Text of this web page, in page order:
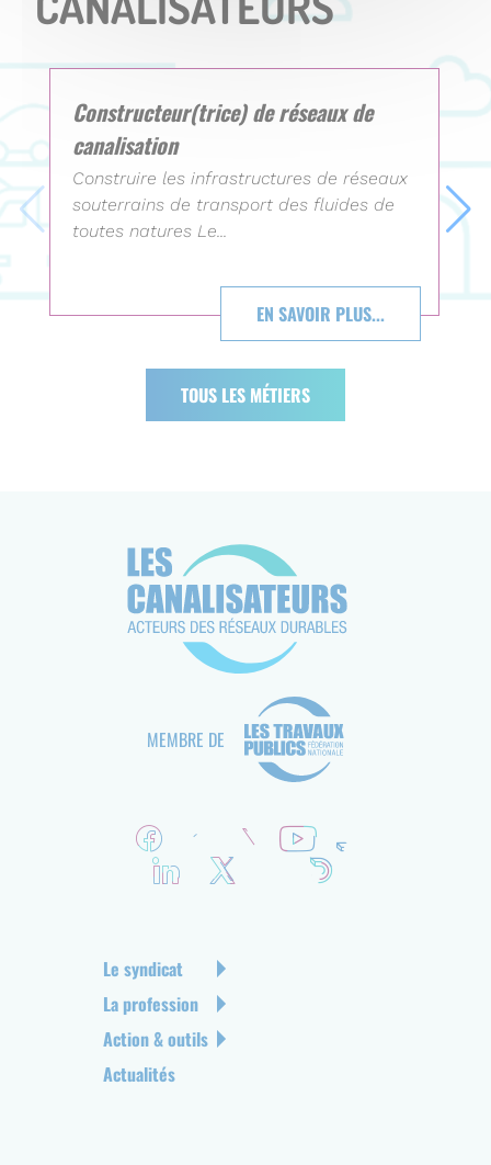
Constructeur(trice) de réseaux de
canalisation
Construire les infrastructures de réseaux
souterrains de transport des fluides de
toutes natures Le...
EN SAVOIR PLUS...
TOUS LES MÉTIERS
MEMBRE DE
R
u
s
o
c
N
v
i
g
Le syndicat
La profession
Action & outils
Actualités